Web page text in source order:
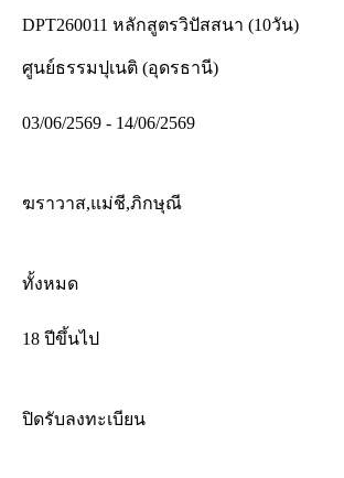
DPT260011 หลักสูตรวิปัสสนา (10วัน)
ศูนย์ธรรมปุเนติ (อุดรธานี)
03/06/2569 - 14/06/2569
ฆราวาส,แม่ชี,ภิกษุณี
ทั้งหมด
18 ปีขึ้นไป
ปิดรับลงทะเบียน